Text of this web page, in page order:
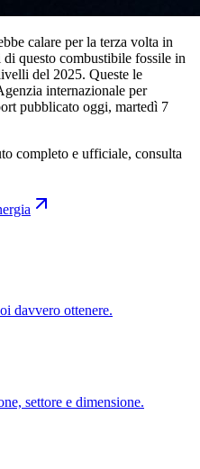
calare per la terza volta in
questo combustibile fossile in
del 2025. Queste le
internazionale per
pubblicato oggi, martedì 7
completo e ufficiale, consulta
davvero ottenere.
settore e dimensione.